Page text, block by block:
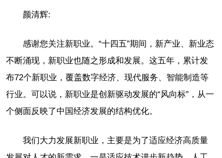
颜清辉:
感谢您关注新职业。“十四五”期间，新产业、新业态
不断涌现，新职业也随之形成和发展。这五年，累计发
布72个新职业，覆盖数字经济、现代服务、智能制造等
行业。可以说，新职业是创新驱动发展的“风向标”，从一
个侧面反映了中国经济发展的结构优化。
我们大力发展新职业，主要是为了适应经济高质量